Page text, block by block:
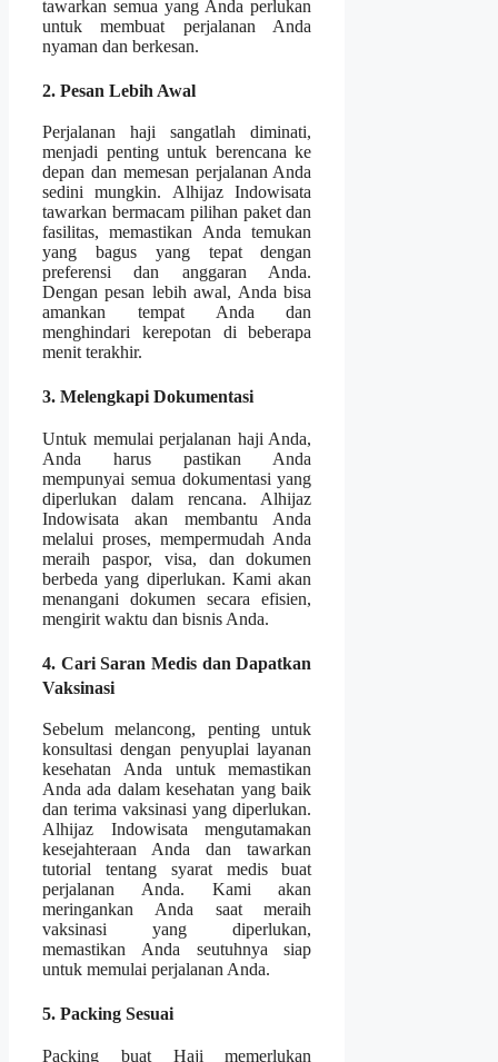
tawarkan semua yang Anda perlukan
untuk membuat perjalanan Anda
nyaman dan berkesan.
2. Pesan Lebih Awal
Perjalanan haji sangatlah diminati,
menjadi penting untuk berencana ke
depan dan memesan perjalanan Anda
sedini mungkin. Alhijaz Indowisata
tawarkan bermacam pilihan paket dan
fasilitas, memastikan Anda temukan
yang bagus yang tepat dengan
preferensi dan anggaran Anda.
Dengan pesan lebih awal, Anda bisa
amankan tempat Anda dan
menghindari kerepotan di beberapa
menit terakhir.
3. Melengkapi Dokumentasi
Untuk memulai perjalanan haji Anda,
Anda harus pastikan Anda
mempunyai semua dokumentasi yang
diperlukan dalam rencana. Alhijaz
Indowisata akan membantu Anda
melalui proses, mempermudah Anda
meraih paspor, visa, dan dokumen
berbeda yang diperlukan. Kami akan
menangani dokumen secara efisien,
mengirit waktu dan bisnis Anda.
4. Cari Saran Medis dan Dapatkan
Vaksinasi
Sebelum melancong, penting untuk
konsultasi dengan penyuplai layanan
kesehatan Anda untuk memastikan
Anda ada dalam kesehatan yang baik
dan terima vaksinasi yang diperlukan.
Alhijaz Indowisata mengutamakan
kesejahteraan Anda dan tawarkan
tutorial tentang syarat medis buat
perjalanan Anda. Kami akan
meringankan Anda saat meraih
vaksinasi yang diperlukan,
memastikan Anda seutuhnya siap
untuk memulai perjalanan Anda.
5. Packing Sesuai
Packing buat Haji memerlukan